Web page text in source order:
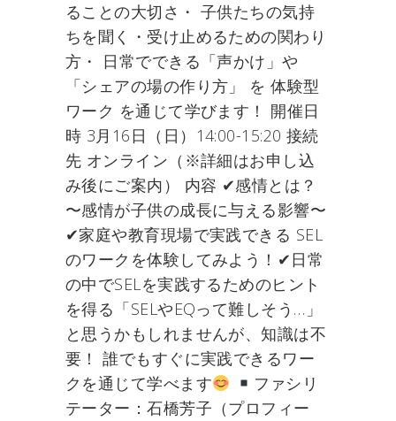
ることの大切さ・ 子供たちの気持
ちを聞く・受け止めるための関わり
方・ 日常でできる「声かけ」や
「シェアの場の作り方」 を 体験型
ワーク を通じて学びます！ 開催日
時 3月16日（日）14:00-15:20 接続
先 オンライン（※詳細はお申し込
み後にご案内） 内容 ✔感情とは？
〜感情が子供の成長に与える影響〜
✔家庭や教育現場で実践できる SEL
のワークを体験してみよう！✔日常
の中でSELを実践するためのヒント
を得る「SELやEQって難しそう…」
と思うかもしれませんが、知識は不
要！ 誰でもすぐに実践できるワー
クを通じて学べます
ファシリ
テーター：石橋芳子（プロフィー